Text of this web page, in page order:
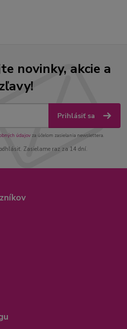
novinky, akcie a
zľavy!
Prihlásiť sa
údajov za účelom zasielania newslettera.
odhlásiť. Zasielame raz za 14 dní.